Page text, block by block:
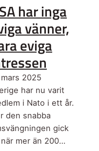
har inga
vänner,
eviga
mars 2025
har nu varit
i Nato i ett år.
den snabba
gick
mer än 200…